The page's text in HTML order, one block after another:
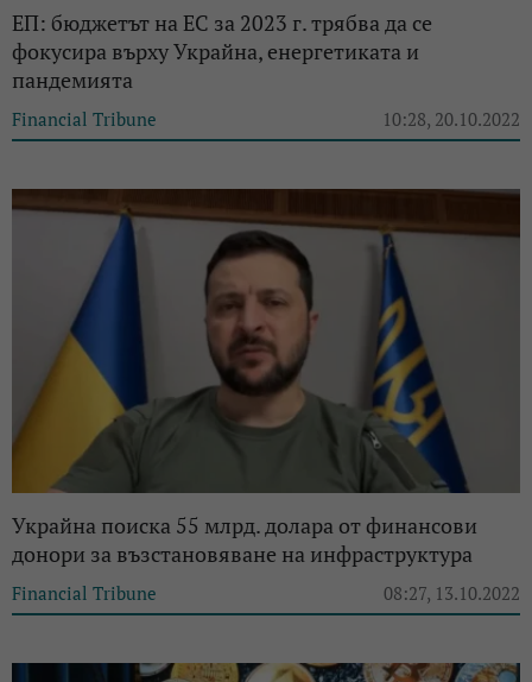
ЕП: бюджетът на ЕС за 2023 г. трябва да се
фокусира върху Украйна, енергетиката и
пандемията
Financial Tribune 10:28, 20.10.2022
Украйна поиска 55 млрд. долара от финансови
донори за възстановяване на инфраструктура
Financial Tribune 08:27, 13.10.2022